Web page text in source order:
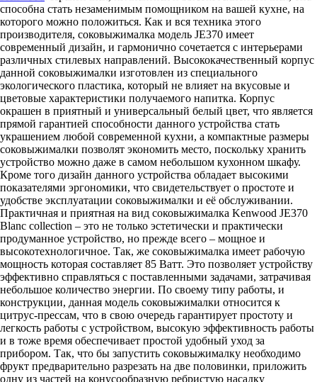
способна стать незаменимым помощником на вашей кухне, на
которого можно положиться. Как и вся техника этого
производителя, соковыжималка модель JE370 имеет
современный дизайн, и гармонично сочетается с интерьерами
различных стилевых направлений. Высококачественный корпус
данной соковыжималки изготовлен из специального
экологического пластика, который не влияет на вкусовые и
цветовые характеристики получаемого напитка. Корпус
окрашен в приятный и универсальный белый цвет, что является
прямой гарантией способности данного устройства стать
украшением любой современной кухни, а компактные размеры
соковыжималки позволят экономить место, поскольку хранить
устройство можно даже в самом небольшом кухонном шкафу.
Кроме того дизайн данного устройства обладает высокими
показателями эргономики, что свидетельствует о простоте и
удобстве эксплуатации соковыжималки и её обслуживании.
Практичная и приятная на вид соковыжималка Kenwood JE370
Blanc collection – это не только эстетически и практически
продуманное устройство, но прежде всего – мощное и
высокотехнологичное. Так, же соковыжималка имеет рабочую
мощность которая составляет 85 Ватт. Это позволяет устройству
эффективно справляться с поставленными задачами, затрачивая
небольшое количество энергии. По своему типу работы, и
конструкции, данная модель соковыжималки относится к
цитрус-прессам, что в свою очередь гарантирует простоту и
легкость работы с устройством, высокую эффективность работы
и в тоже время обеспечивает простой удобный уход за
прибором. Так, что бы запустить соковыжималку необходимо
фрукт предварительно разрезать на две половинки, приложить
одну из частей на конусообразную ребристую насадку